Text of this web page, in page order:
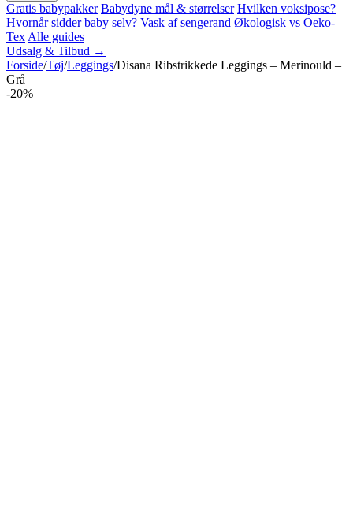
Gratis babypakker Babydyne mål & størrelser Hvilken voksipose?
Hvornår sidder baby selv? Vask af sengerand Økologisk vs Oeko-
Tex Alle guides
Udsalg & Tilbud →
Forside/Tøj/Leggings/Disana Ribstrikkede Leggings – Merinould –
Grå
-20%